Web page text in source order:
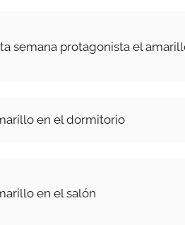
semana protagonista el
en el dormitorio
en el salón